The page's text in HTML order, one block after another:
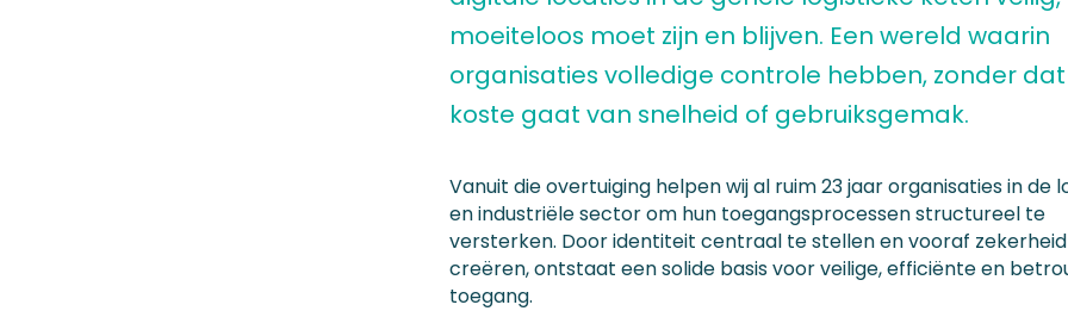
moeiteloos moet zijn en blijven. Een wereld waarin
organisaties volledige controle hebben, zonder
koste gaat van snelheid of gebruiksgemak.
Vanuit die overtuiging helpen wij al ruim 23 jaar organisaties in de
en industriële sector om hun toegangsprocessen structureel te
versterken. Door identiteit centraal te stellen en vooraf
creëren, ontstaat een solide basis voor veilige, efficiënte en
toegang.